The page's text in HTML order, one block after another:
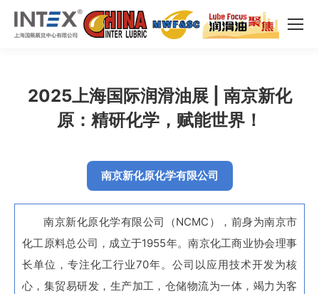
2025上海国际润滑油展 | 南京新化
原：精研化学，赋能世界！
南京新化原化学有限公司
南京新化原化学有限公司（NCMC），前身为南京市
化工原料总公司，成立于1955年。南京化工商业协会理事
长单位，专注化工行业70年。公司以应用技术开发为核
心，集贸易研发，生产加工，仓储物流为一体，竭力为客